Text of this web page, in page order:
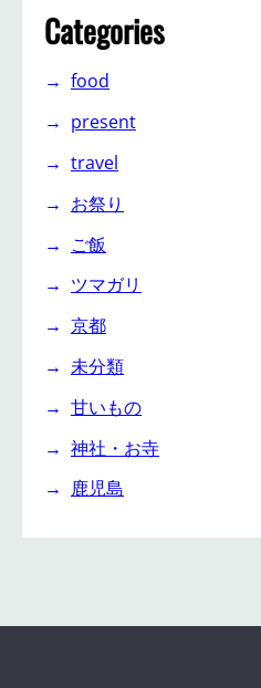
Categories
food
present
travel
お祭り
ご飯
ツマガリ
京都
未分類
甘いもの
神社・お寺
鹿児島